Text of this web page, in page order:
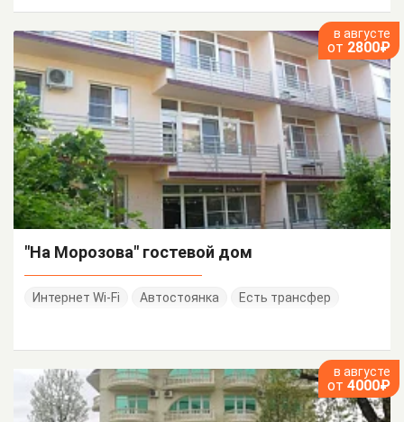
в августе
от 2800₽
"На Морозова" гостевой дом
Интернет Wi-Fi Автостоянка Есть трансфер
в августе
от 4000₽